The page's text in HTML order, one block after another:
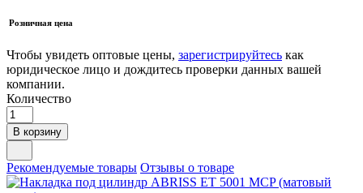
Розничная цена
Чтобы увидеть оптовые цены, зарегистрируйтесь как
юридическое лицо и дождитесь проверки данных вашей
компании.
Количество
В корзину
Рекомендуемые товары Отзывы о товаре